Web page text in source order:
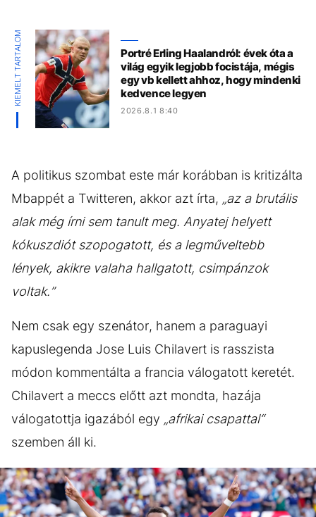
KIEMELT TARTALOM
Portré Erling Haalandról: évek óta a
világ egyik legjobb focistája, mégis
egy vb kellett ahhoz, hogy mindenki
kedvence legyen
2026.8.1 8:40
A politikus szombat este már korábban is kritizálta
Mbappét a Twitteren, akkor azt írta, „az a brutális
alak még írni sem tanult meg. Anyatej helyett
kókuszdiót szopogatott, és a legműveltebb
lények, akikre valaha hallgatott, csimpánzok
voltak.”
Nem csak egy szenátor, hanem a paraguayi
kapuslegenda Jose Luis Chilavert is rasszista
módon kommentálta a francia válogatott keretét.
Chilavert a meccs előtt azt mondta, hazája
válogatottja igazából egy „afrikai csapattal“
szemben áll ki.